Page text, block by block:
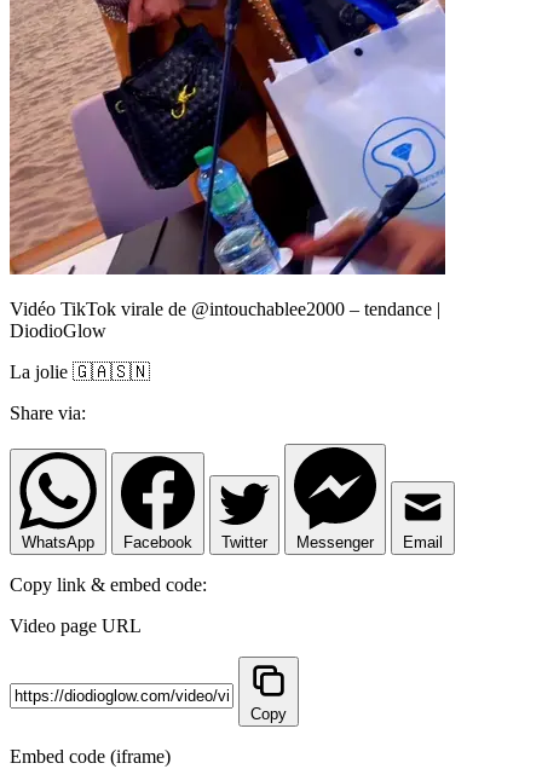
Vidéo TikTok virale de @intouchablee2000 – tendance |
DiodioGlow
La jolie 🇬🇦🇸🇳
Share via:
WhatsApp Facebook Twitter Messenger Email
Copy link & embed code:
Video page URL
Copy
Embed code (iframe)